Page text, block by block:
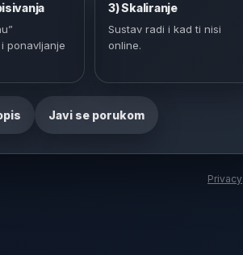
ponavljanje
3) Skaliranje
Sustav radi i kad ti nisi
online.
Javi se porukom
Privacy